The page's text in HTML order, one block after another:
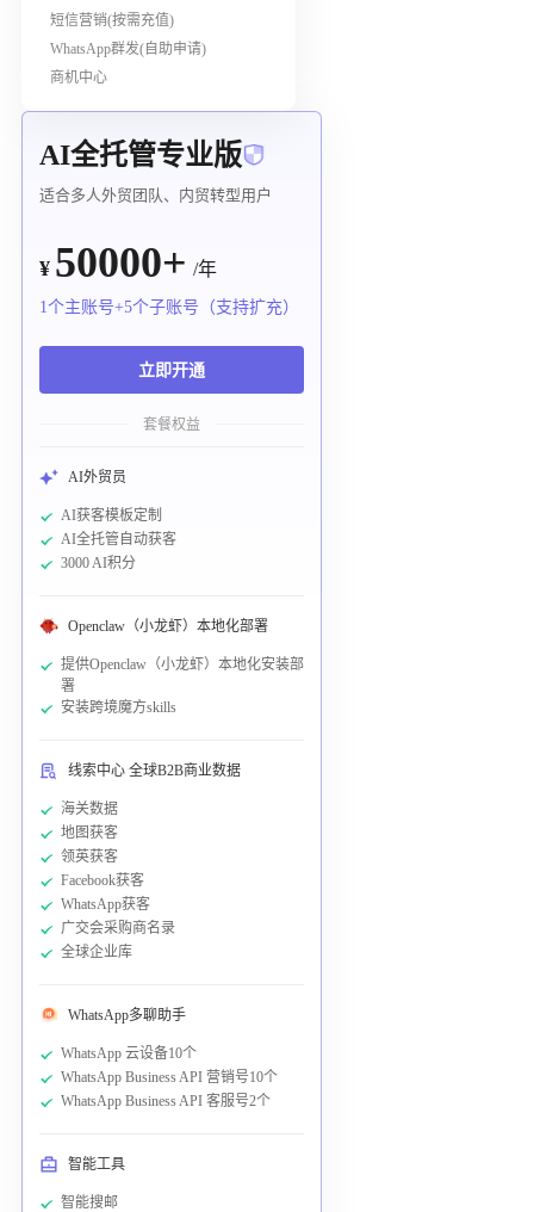
短信营销(按需充值)
WhatsApp群发(自助申请)
商机中心
AI全托管专业版
适合多人外贸团队、内贸转型用户
¥ 50000+ /年
1个主账号+5个子账号（支持扩充）
立即开通
套餐权益
AI外贸员
AI获客模板定制
AI全托管自动获客
3000 AI积分
Openclaw（小龙虾）本地化部署
提供Openclaw（小龙虾）本地化安装部
署
安装跨境魔方skills
线索中心 全球B2B商业数据
海关数据
地图获客
领英获客
Facebook获客
WhatsApp获客
广交会采购商名录
全球企业库
WhatsApp多聊助手
WhatsApp 云设备10个
WhatsApp Business API 营销号10个
WhatsApp Business API 客服号2个
智能工具
智能搜邮